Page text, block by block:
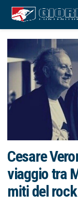
Cesare
viaggio tra
miti del